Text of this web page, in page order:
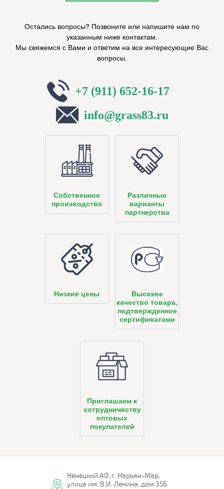
Остались вопросы? Позвоните или напишите нам по
указанным ниже контактам.
Мы свяжемся с Вами и ответим на все интересующие Вас
вопросы.
+7 (911) 652-16-17
info@grass83.ru
Собственное
производство
Различные
варианты
партнерства
Низкие цены
Высокое
качество товара,
подтвержденное
сертификатами
Приглашаем к
сотрудничеству
оптовых
покупателей
Ненецкий АО, г. Нарьян-Мар,
улица им. В.И. Ленина, дом 35Б